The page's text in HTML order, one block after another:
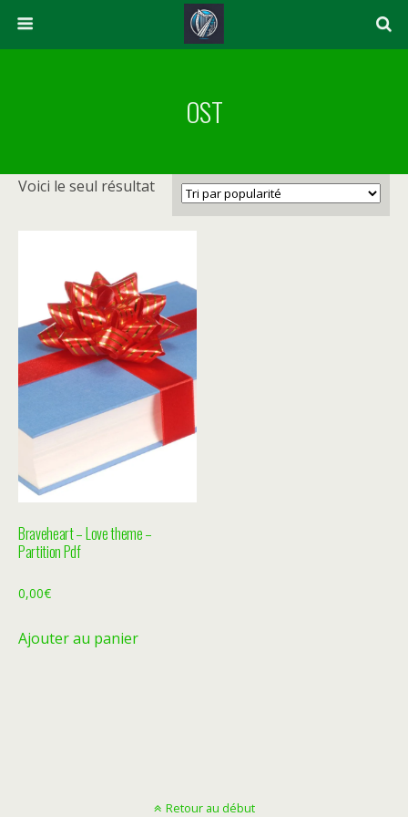
OST
Voici le seul résultat
Braveheart – Love theme –
Partition Pdf
0,00€
Ajouter au panier
Retour au début